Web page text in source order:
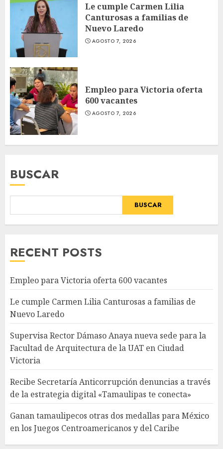
Le cumple Carmen Lilia
Canturosas a familias de
Nuevo Laredo
AGOSTO 7, 2026
Empleo para Victoria oferta
600 vacantes
AGOSTO 7, 2026
BUSCAR
BUSCAR
RECENT POSTS
Empleo para Victoria oferta 600 vacantes
Le cumple Carmen Lilia Canturosas a familias de
Nuevo Laredo
Supervisa Rector Dámaso Anaya nueva sede para la
Facultad de Arquitectura de la UAT en Ciudad
Victoria
Recibe Secretaría Anticorrupción denuncias a través
de la estrategia digital «Tamaulipas te conecta»
Ganan tamaulipecos otras dos medallas para México
en los Juegos Centroamericanos y del Caribe